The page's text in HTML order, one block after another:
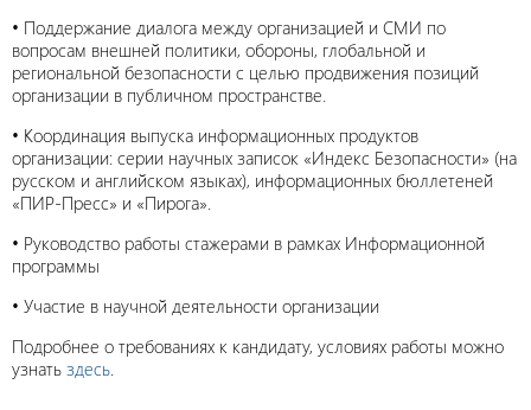
• Поддержание диалога между организацией и СМИ по
вопросам внешней политики, обороны, глобальной и
региональной безопасности с целью продвижения позиций
организации в публичном пространстве.
• Координация выпуска информационных продуктов
организации: серии научных записок «Индекс Безопасности» (на
русском и английском языках), информационных бюллетеней
«ПИР-Пресс» и «Пирога».
• Руководство работы стажерами в рамках Информационной
программы
• Участие в научной деятельности организации
Подробнее о требованиях к кандидату, условиях работы можно
узнать здесь.